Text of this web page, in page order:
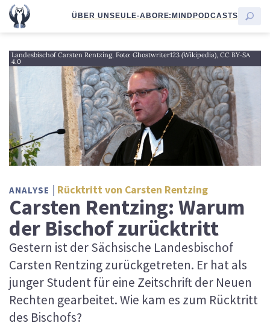
ÜBER UNSEULE-ABORE:MINDPODCASTS
Landesbischof Carsten Rentzing, Foto: Ghostwriter123 (Wikipedia), CC BY-SA
4.0
ANALYSE Rücktritt von Carsten Rentzing
Carsten Rentzing: Warum
der Bischof zurücktritt
Gestern ist der Sächsische Landesbischof
Carsten Rentzing zurückgetreten. Er hat als
junger Student für eine Zeitschrift der Neuen
Rechten gearbeitet. Wie kam es zum Rücktritt
des Bischofs?